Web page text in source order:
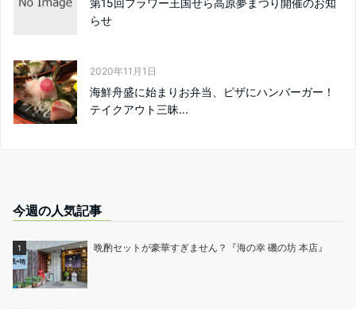
第15回フラワー王国せら高原夢まつり開催のお知
らせ
2020年11月1日
海鮮舟盛に始まりお弁当、ピザにハンバーガー！
テイクアウト三昧...
今週の人気記事
晩酌セットが豪華すぎません？『海の幸 磯の坊 本店』